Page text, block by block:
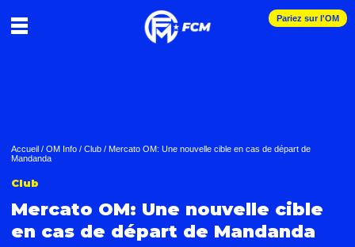
Pariez sur l'OM
Accueil / OM Info / Club / Mercato OM: Une nouvelle cible en cas de départ de
Mandanda
Club
Mercato OM: Une nouvelle cible
en cas de départ de Mandanda